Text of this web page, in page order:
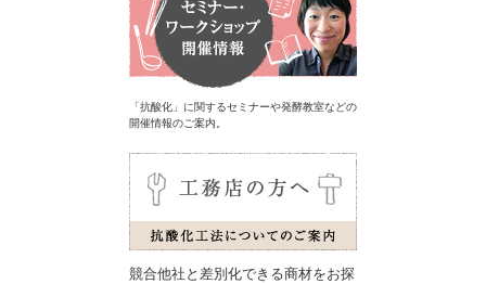
「抗酸化」に関するセミナーや発酵教室などの
開催情報のご案内。
競合他社と差別化できる商材をお探